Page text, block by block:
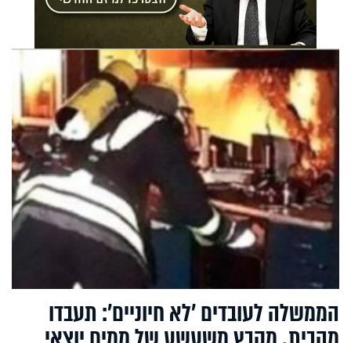
הממשלה לעובדים 'לא חיוניים': תעבדו